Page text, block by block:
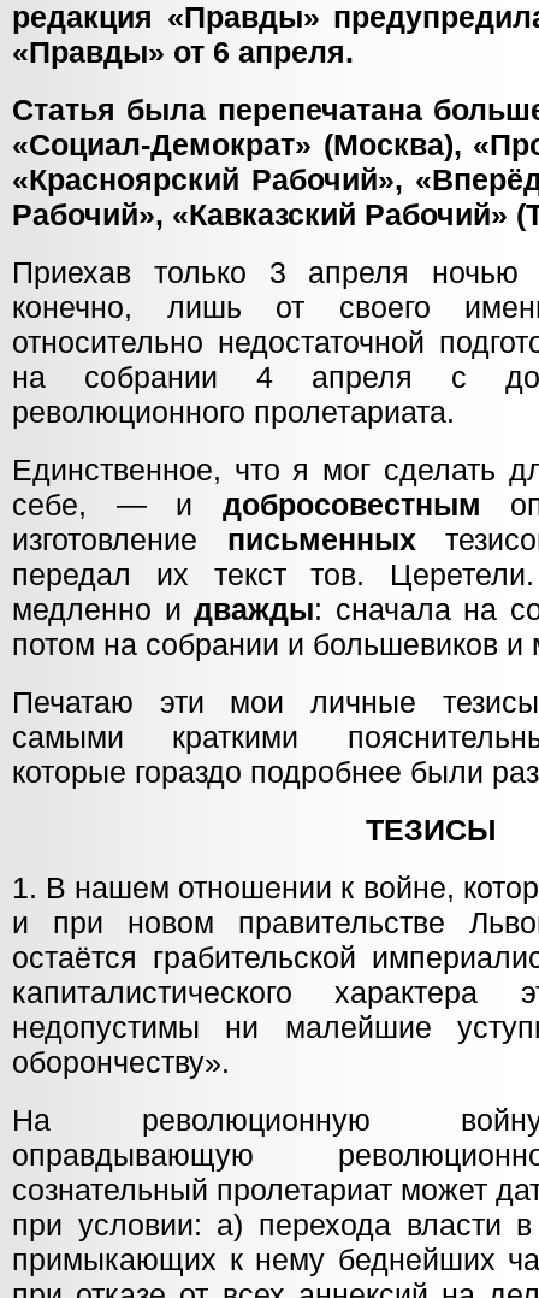
редакция «Правды»
«Правды» от 6 апреля.
Статья была перепечатана
«Социал-Демократ» (Москва),
«Красноярский Рабочий»,
Рабочий», «Кавказский Рабочий»
Приехав только 3 апреля
конечно, лишь от своего
относительно недостаточной
на собрании 4 апреля с
революционного пролетариата.
Единственное, что я мог сделать
себе, — и добросовестным
изготовление письменных
передал их текст тов.
медленно и дважды: сначала на
потом на собрании и большевиков и
Печатаю эти мои личные
самыми краткими
которые гораздо подробнее были
ТЕЗИСЫ
1. В нашем отношении к войне,
и при новом правительстве
остаётся грабительской
капиталистического характера
недопустимы ни малейшие
оборончеству».
На революционную
оправдывающую
сознательный пролетариат может
при условии: а) перехода власти
примыкающих к нему беднейших